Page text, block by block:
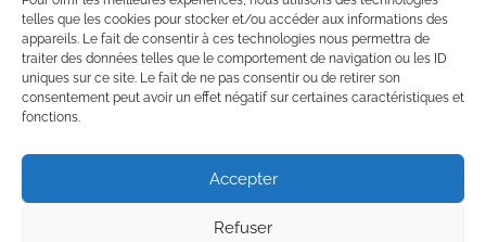
telles que les cookies pour stocker et/ou accéder aux informations des
appareils. Le fait de consentir à ces technologies nous permettra de
traiter des données telles que le comportement de navigation ou les ID
uniques sur ce site. Le fait de ne pas consentir ou de retirer son
consentement peut avoir un effet négatif sur certaines caractéristiques et
fonctions.
Accepter
Refuser
Inscription à la newsletter :
Je valide mon inscription !